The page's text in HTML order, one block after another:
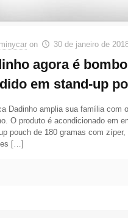
on 30 de janeiro de
agora é
em stand-up
Dadinho amplia sua família com
O produto é acondicionado em
pouch de 180 gramas com zíper,
[…]